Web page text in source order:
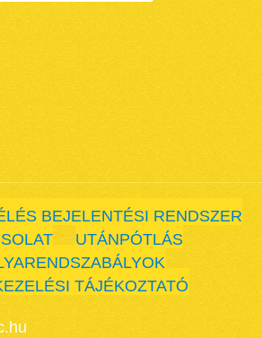
BEJELENTÉSI RENDSZER
UTÁNPÓTLÁS
TÁJÉKOZTATÓ